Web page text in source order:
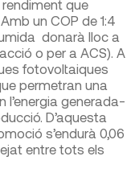
que
un COP de 1:4
donarà lloc a
o per a ACS). A
fotovoltaiques
permetran una
generada-
D’aquesta
s’endurà 0,06
entre tots els